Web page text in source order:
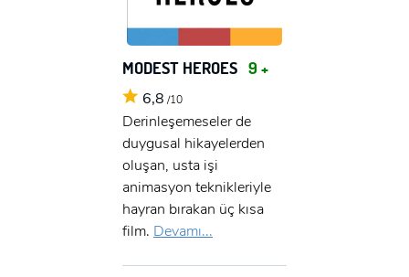
MODEST HEROES 9 +
6,8 /10
Derinleşemeseler de
duygusal hikayelerden
oluşan, usta işi
animasyon teknikleriyle
hayran bırakan üç kısa
film. Devamı...